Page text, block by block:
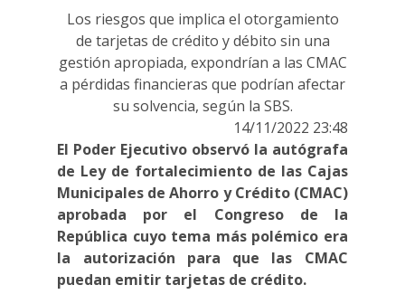
Los riesgos que implica el otorgamiento
de tarjetas de crédito y débito sin una
gestión apropiada, expondrían a las CMAC
a pérdidas financieras que podrían afectar
su solvencia, según la SBS.
14/11/2022 23:48
El Poder Ejecutivo observó la autógrafa
de Ley de fortalecimiento de las Cajas
Municipales de Ahorro y Crédito (CMAC)
aprobada por el Congreso de la
República cuyo tema más polémico era
la autorización para que las CMAC
puedan emitir tarjetas de crédito.